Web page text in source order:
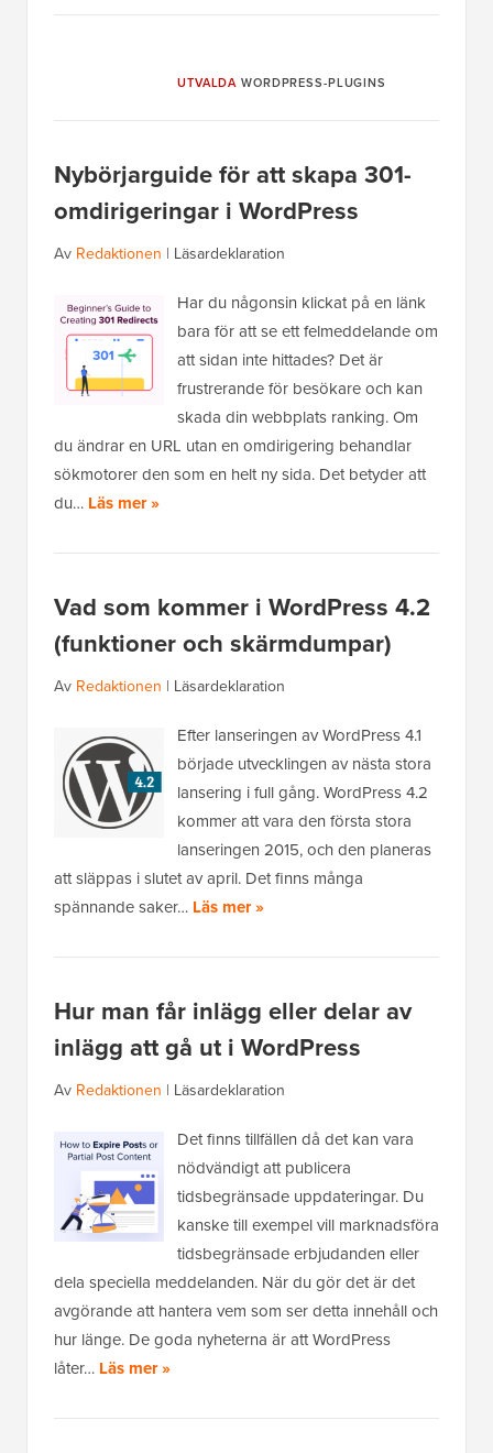
UTVALDA WORDPRESS-PLUGINS
Nybörjarguide för att skapa 301-
omdirigeringar i WordPress
Av Redaktionen | Läsardeklaration
Har du någonsin klickat på en länk
bara för att se ett felmeddelande om
att sidan inte hittades? Det är
frustrerande för besökare och kan
skada din webbplats ranking. Om
du ändrar en URL utan en omdirigering behandlar
sökmotorer den som en helt ny sida. Det betyder att
du… Läs mer »
Vad som kommer i WordPress 4.2
(funktioner och skärmdumpar)
Av Redaktionen | Läsardeklaration
Efter lanseringen av WordPress 4.1
började utvecklingen av nästa stora
lansering i full gång. WordPress 4.2
kommer att vara den första stora
lanseringen 2015, och den planeras
att släppas i slutet av april. Det finns många
spännande saker… Läs mer »
Hur man får inlägg eller delar av
inlägg att gå ut i WordPress
Av Redaktionen | Läsardeklaration
Det finns tillfällen då det kan vara
nödvändigt att publicera
tidsbegränsade uppdateringar. Du
kanske till exempel vill marknadsföra
tidsbegränsade erbjudanden eller
dela speciella meddelanden. När du gör det är det
avgörande att hantera vem som ser detta innehåll och
hur länge. De goda nyheterna är att WordPress
låter… Läs mer »